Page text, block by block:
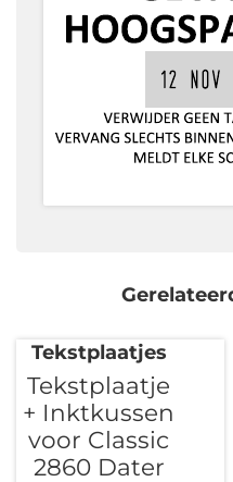
Tekstplaatjes
Tekstplaatje
+ Inktkussen
voor Classic
2860 Dater